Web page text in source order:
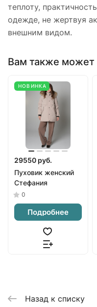
теплоту,
одежде, не жертвуя
внешним видом.
Вам также может
НОВИНКА
29550 руб.
Пуховик женский
Стефания
0
Подробнее
Назад к списку